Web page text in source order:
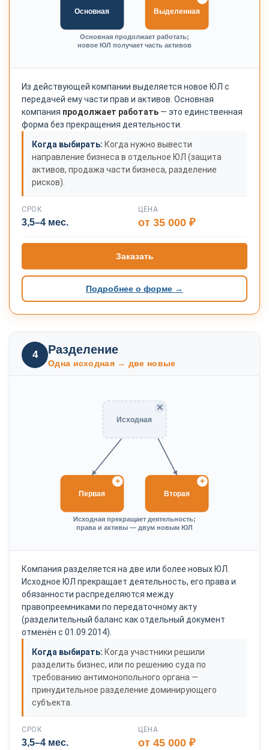
Основная Выделенная
Основная продолжает работать;
новое ЮЛ получает часть активов
Из действующей компании выделяется новое ЮЛ с
передачей ему части прав и активов. Основная
компания продолжает работать — это единственная
форма без прекращения деятельности.
Когда выбирать: Когда нужно вывести
направление бизнеса в отдельное ЮЛ (защита
активов, продажа части бизнеса, разделение
рисков).
СРОК
3,5–4 мес.
ЦЕНА
от 35 000 ₽
Заказать
Подробнее о форме →
4 Разделение
Одна исходная → две новые
Исходная
Первая
+
Вторая
+
Исходная прекращает деятельность;
права и активы — двум новым ЮЛ
Компания разделяется на две или более новых ЮЛ.
Исходное ЮЛ прекращает деятельность, его права и
обязанности распределяются между
правопреемниками по передаточному акту
(разделительный баланс как отдельный документ
отменён с 01.09.2014).
Когда выбирать: Когда участники решили
разделить бизнес, или по решению суда по
требованию антимонопольного органа —
принудительное разделение доминирующего
субъекта.
СРОК
3,5–4 мес.
ЦЕНА
от 45 000 ₽